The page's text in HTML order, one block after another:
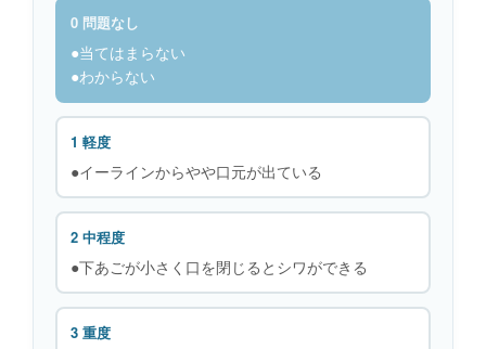
0 問題なし
●当てはまらない
●わからない
1 軽度
●イーラインからやや口元が出ている
2 中程度
●下あごが小さく口を閉じるとシワができる
3 重度